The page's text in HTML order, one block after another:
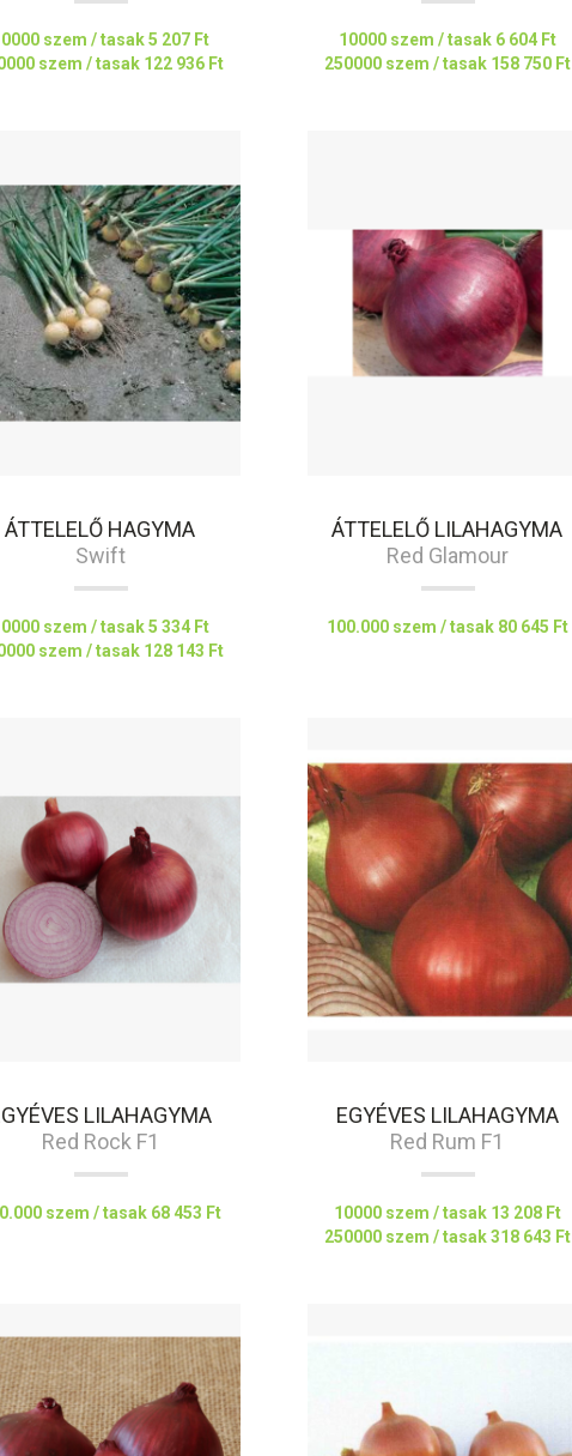
szem / tasak5 207 Ft
szem / tasak 122 936 Ft
10000 szem / tasak 6 604 Ft
250000 szem / tasak 158 750 Ft
ÁTTELELŐ HAGYMA
Swift
szem / tasak5 334 Ft
szem / tasak 128 143 Ft
ÁTTELELŐ LILAHAGYMA
Red Glamour
100.000 szem / tasak 80 645 Ft
LILAHAGYMA
Red Rock F1
szem / tasak 68 453 Ft
EGYÉVES LILAHAGYMA
Red Rum F1
10000 szem / tasak 13 208 Ft
250000 szem / tasak318 643 Ft